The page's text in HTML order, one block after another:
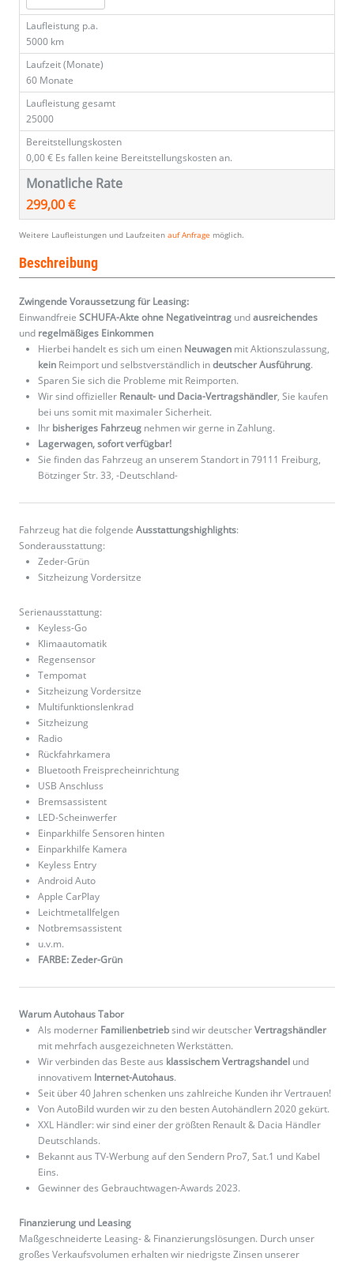
Laufleistung p.a.
5000 km
Laufzeit (Monate)
60 Monate
Laufleistung gesamt
25000
Bereitstellungskosten
0,00 € Es fallen keine Bereitstellungskosten an.
Monatliche Rate
299,00 €
Weitere Laufleistungen und Laufzeiten auf Anfrage möglich.
Beschreibung
Zwingende Voraussetzung für Leasing:
Einwandfreie SCHUFA-Akte ohne Negativeintrag undausreichendes
und regelmäßiges Einkommen
Hierbei handelt es sich um einen Neuwagen mit Aktionszulassung,
kein Reimport und selbstverständlich indeutscher Ausführung.
Sparen Sie sich die Probleme mit Reimporten.
Wir sind offizieller Renault- und Dacia-Vertragshändler, Sie kaufen
bei uns somit mit maximaler Sicherheit.
Ihr bisheriges Fahrzeug nehmen wir gerne in Zahlung.
Lagerwagen, sofort verfügbar!
Sie finden das Fahrzeug an unserem Standort in 79111 Freiburg,
Bötzinger Str. 33, -Deutschland-
Fahrzeug hat die folgende Ausstattungshighlights:
Sonderausstattung:
Zeder-Grün
Sitzheizung Vordersitze
Serienausstattung:
Keyless-Go
Klimaautomatik
Regensensor
Tempomat
Sitzheizung Vordersitze
Multifunktionslenkrad
Sitzheizung
Radio
Rückfahrkamera
Bluetooth Freisprecheinrichtung
USB Anschluss
Bremsassistent
LED-Scheinwerfer
Einparkhilfe Sensoren hinten
Einparkhilfe Kamera
Keyless Entry
Android Auto
Apple CarPlay
Leichtmetallfelgen
Notbremsassistent
u.v.m.
FARBE: Zeder-Grün
Warum Autohaus Tabor
Als moderner Familienbetriebsind wir deutscherVertragshändler
mit mehrfach ausgezeichneten Werkstätten.
Wir verbinden das Beste aus klassischem Vertragshandel und
innovativem Internet-Autohaus.
Seit über 40 Jahren schenken uns zahlreiche Kunden ihr Vertrauen!
Von AutoBild wurden wir zu den besten Autohändlern 2020 gekürt.
XXL Händler: wir sind einer der größten Renault & Dacia Händler
Deutschlands.
Bekannt aus TV-Werbung auf den Sendern Pro7, Sat.1 und Kabel
Eins.
Gewinner des Gebrauchtwagen-Awards 2023.
Finanzierung und Leasing
Maßgeschneiderte Leasing- & Finanzierungslösungen. Durch unser
großes Verkaufsvolumen erhalten wir niedrigste Zinsen unserer